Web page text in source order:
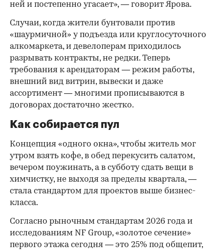
ней и постепенно угасает», — говорит Ярова.
Случаи, когда жители бунтовали против
«шаурмичной» у подъезда или круглосуточного
алкомаркета, и девелоперам приходилось
разрывать контракты, не редки. Теперь
требования к арендаторам — режим работы,
внешний вид витрин, вывески и даже
ассортимент — многими прописываются в
договорах достаточно жестко.
Как собирается пул
Концепция «одного окна», чтобы житель мог
утром взять кофе, в обед перекусить салатом,
вечером поужинать, а в субботу сдать вещи в
химчистку, не выходя за пределы квартала, —
стала стандартом для проектов выше бизнес-
класса.
Согласно рыночным стандартам 2026 года и
исследованиям NF Group, «золотое сечение»
первого этажа сегодня — это 25% под общепит,